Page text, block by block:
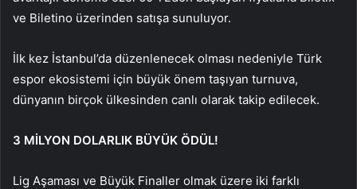
ve Biletino üzerinden satışa sunuluyor.
İlk kez İstanbul’da düzenlenecek olması nedeniyle Türk
espor ekosistemi için büyük önem taşıyan turnuva,
dünyanın birçok ülkesinden canlı olarak takip edilecek.
3 MİLYON DOLARLIK BÜYÜK ÖDÜL!
Lig Aşaması ve Büyük Finaller olmak üzere iki farklı